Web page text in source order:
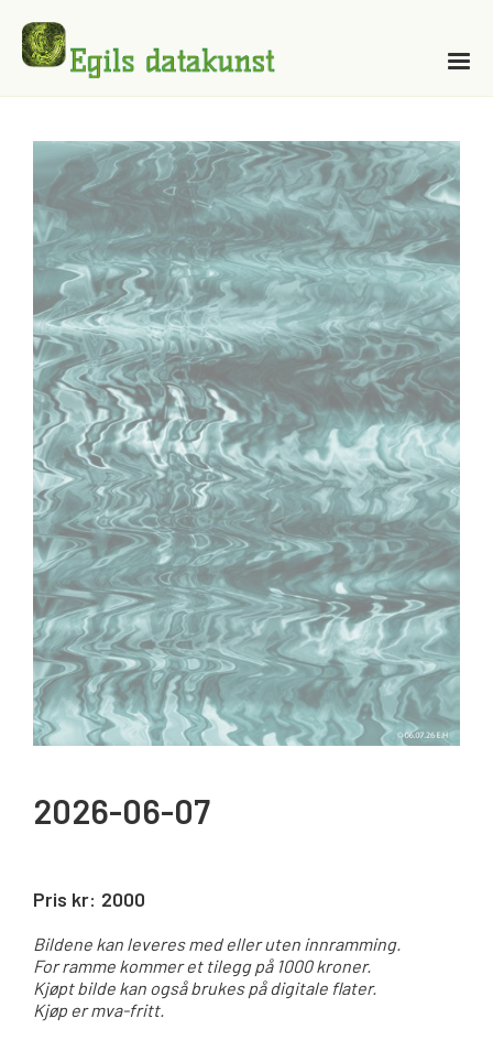
2026-06-07
Pris kr: 2000
Bildene kan leveres med eller uten innramming.
For ramme kommer et tilegg på 1000 kroner.
Kjøpt bilde kan også brukes på digitale flater.
Kjøp er mva-fritt.